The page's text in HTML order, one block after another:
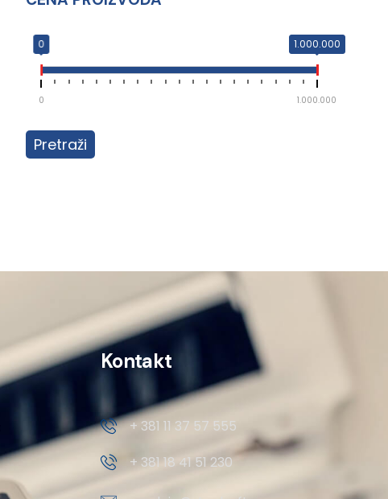
0 1.000.000
0 1.000.000
Pretraži
Kontakt
+ 381 11 37 57 555
+ 381 18 41 51 230